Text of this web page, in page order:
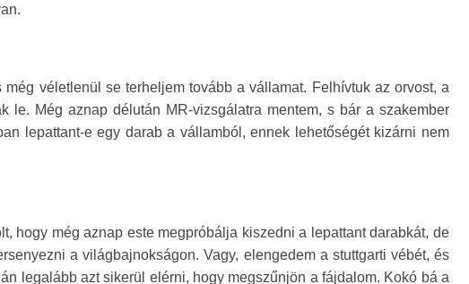
véletlenül se terheljem tovább a vállamat. Felhívtuk az orvost, a
le. Még aznap délután MR-vizsgálatra mentem, s bár a szakember
lepattant-e egy darab a vállamból, ennek lehetőségét kizárni nem
hogy még aznap este megpróbálja kiszedni a lepattant darabkát, de
a világbajnokságon. Vagy, elengedem a stuttgarti vébét, és
legalább azt sikerül elérni, hogy megszűnjön a fájdalom. Kokó bá a